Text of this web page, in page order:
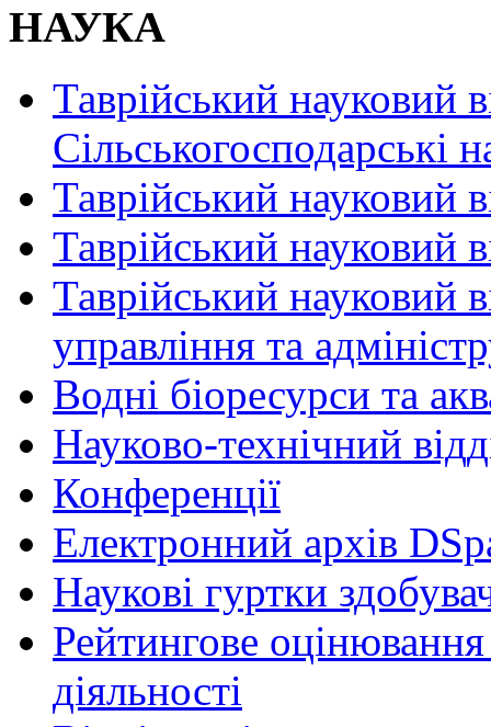
НАУКА
Таврійський науковий
Сільськогосподарські
Таврійський науковий
Таврійський науковий
Таврійський науковий
управління та
Водні біоресурси та
Науково-технічний
Конференції
Електронний архів
Наукові гуртки
Рейтингове оцінювання
діяльності